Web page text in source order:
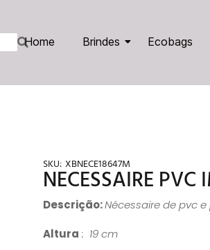
Home Brindes Ecobags
SKU: XBNECE18647M
NECESSAIRE PVC
Descrição:Nécessaire de pvc
Altura : 19 cm